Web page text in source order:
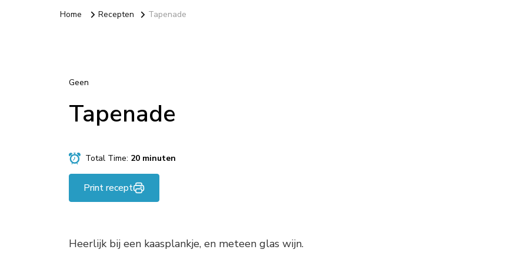
Home Recepten Tapenade
Geen
Tapenade
Total Time: 20 minuten
Print recept
Heerlijk bij een kaasplankje, en meteen glas wijn.